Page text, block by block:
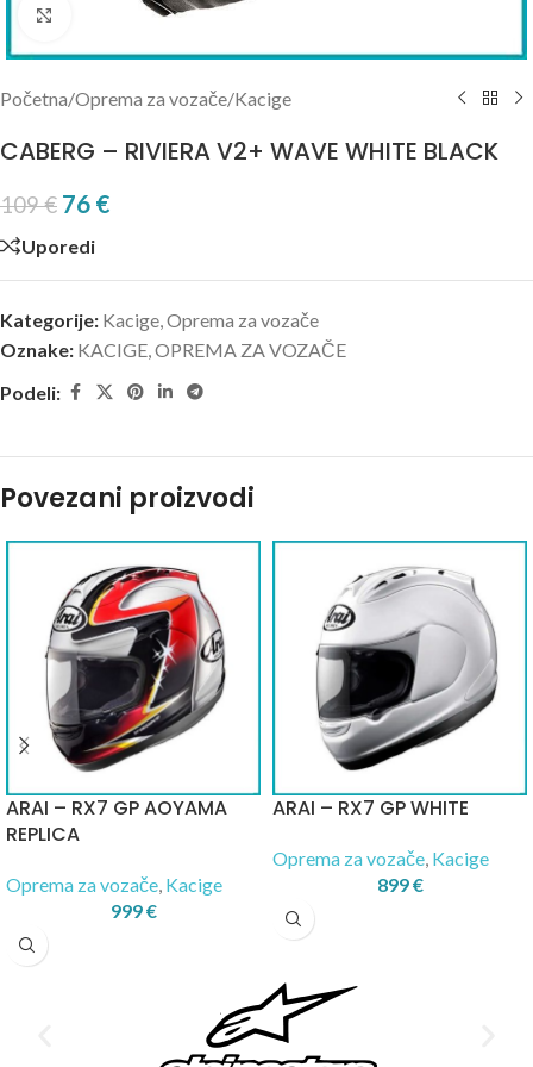
Kliknite za uvećanje
Početna/Oprema za vozače/Kacige
CABERG – RIVIERA V2+ WAVE WHITE BLACK
109€ 76 €
Uporedi
Kategorije: Kacige,Oprema za vozače
Oznake: KACIGE,OPREMA ZA VOZAČE
Podeli:
Povezani proizvodi
ARAI – RX7 GP AOYAMA
REPLICA
Oprema za vozače, Kacige
999€
ARAI – RX7 GP WHITE
Oprema za vozače, Kacige
899€